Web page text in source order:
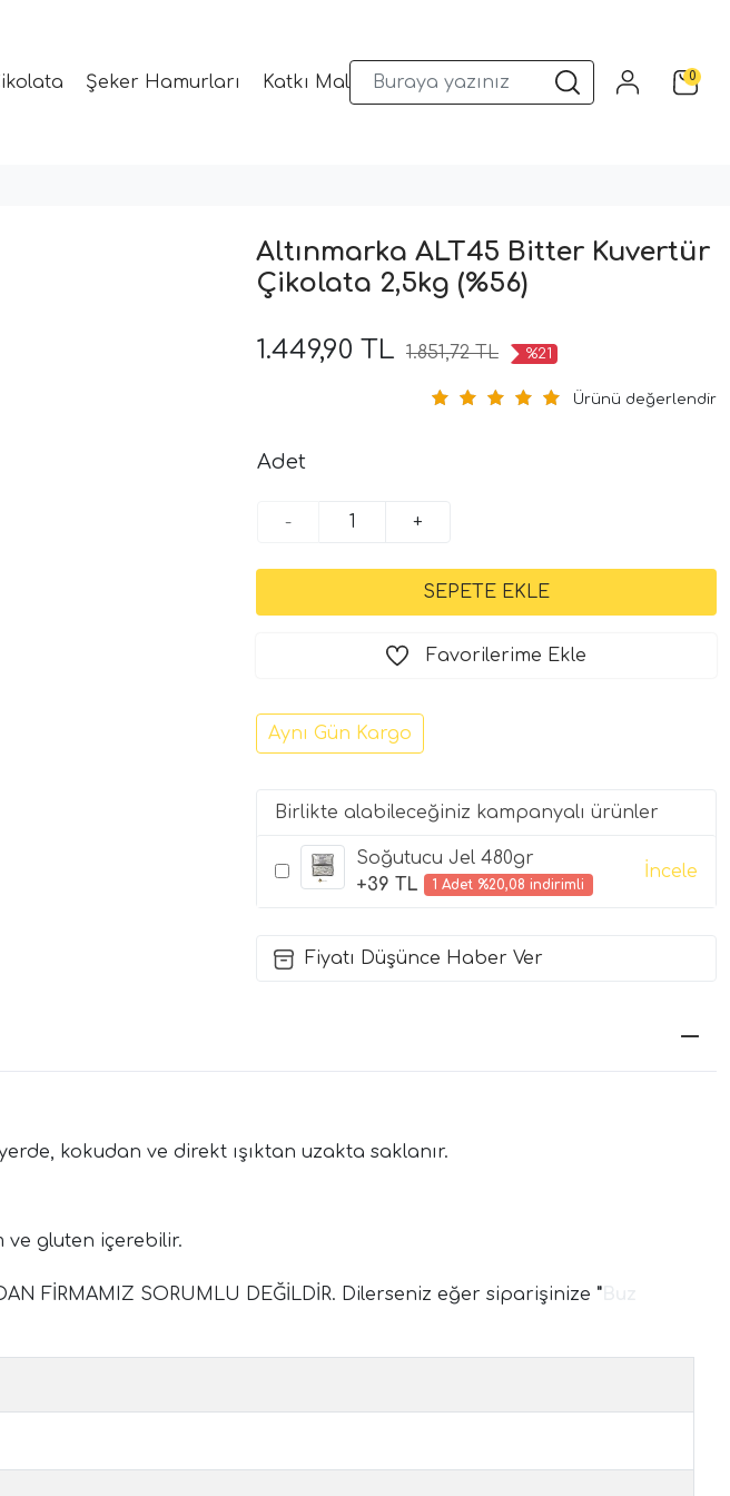
Şeker Hamurları Katkı Malzemeleri Sunum Gereçleri Kalıplar0
Altınmarka ALT45 Bitter Kuvertür
Çikolata 2,5kg (%56)
1.449,90 TL 1.851,72 TL %21
Ürünü değerlendir
Adet
- +
Favorilerime Ekle
Aynı Gün Kargo
Birlikte alabileceğiniz kampanyalı ürünler
Soğutucu Jel 480gr
+39 TL
1 Adet %20,08 indirimli
İncele
Fiyatı Düşünce Haber Ver
kokudan ve direkt ışıktan uzakta saklanır.
ve gluten içerebilir.
FİRMAMIZ SORUMLU DEĞİLDİR. Dilerseniz eğer siparişinize "